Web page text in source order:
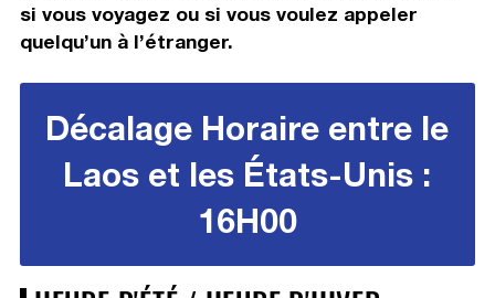
si vous voyagez ou si vous voulez appeler
quelqu’un à l’étranger.
Décalage Horaire entre le
Laos et les États-Unis :
16H00